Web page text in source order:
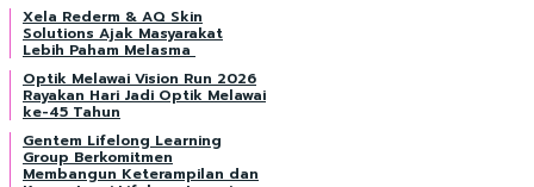
Xela Rederm & AQ Skin
Solutions Ajak Masyarakat
Lebih Paham Melasma
Optik Melawai Vision Run 2026
Rayakan Hari Jadi Optik Melawai
ke-45 Tahun
Gentem Lifelong Learning
Group Berkomitmen
Membangun Keterampilan dan